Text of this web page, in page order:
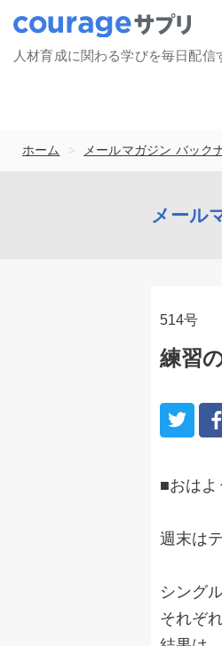
人材育成に関わる学びを毎日配信
ホーム > メールマガジン バック
メール
514号
練習
■おはよ
週末は
シング
それぞ